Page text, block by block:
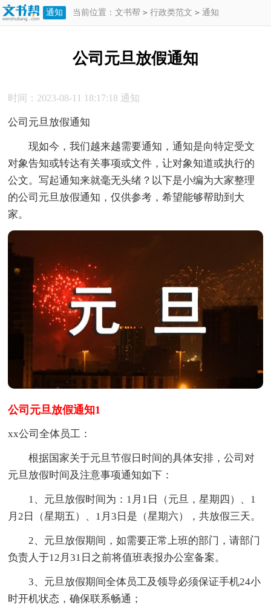
通知 当前位置： 文书帮 > 行政类范文 > 通知
公司元旦放假通知
时间：2023-08-11 18:17:18 通知
公司元旦放假通知
现如今，我们越来越需要通知，通知是向特定受文
对象告知或转达有关事项或文件，让对象知道或执行的
公文。写起通知来就毫无头绪？以下是小编为大家整理
的公司元旦放假通知，仅供参考，希望能够帮助到大
家。
公司元旦放假通知1
xx公司全体员工：
根据国家关于元旦节假日时间的具体安排，公司对
元旦放假时间及注意事项通知如下：
1、元旦放假时间为：1月1日（元旦，星期四）、1
月2日（星期五）、1月3日是（星期六），共放假三天。
2、元旦放假期间，如需要正常上班的部门，请部门
负责人于12月31日之前将值班表报办公室备案。
3、元旦放假期间全体员工及领导必须保证手机24小
时开机状态，确保联系畅通；